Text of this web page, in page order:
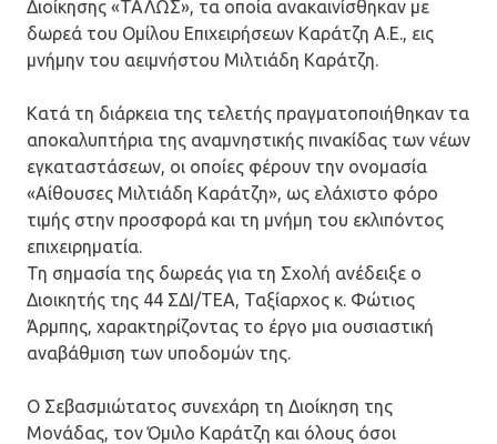
Διοίκησης «ΤΑΛΩΣ», τα οποία ανακαινίσθηκαν με
δωρεά του Ομίλου Επιχειρήσεων Καράτζη Α.Ε., εις
μνήμην του αειμνήστου Μιλτιάδη Καράτζη.
Κατά τη διάρκεια της τελετής πραγματοποιήθηκαν τα
αποκαλυπτήρια της αναμνηστικής πινακίδας των νέων
εγκαταστάσεων, οι οποίες φέρουν την ονομασία
«Αίθουσες Μιλτιάδη Καράτζη», ως ελάχιστο φόρο
τιμής στην προσφορά και τη μνήμη του εκλιπόντος
επιχειρηματία.
Τη σημασία της δωρεάς για τη Σχολή ανέδειξε ο
Διοικητής της 44 ΣΔΙ/ΤΕΑ, Ταξίαρχος κ. Φώτιος
Άρμπης, χαρακτηρίζοντας το έργο μια ουσιαστική
αναβάθμιση των υποδομών της.
Ο Σεβασμιώτατος συνεχάρη τη Διοίκηση της
Μονάδας, τον Όμιλο Καράτζη και όλους όσοι